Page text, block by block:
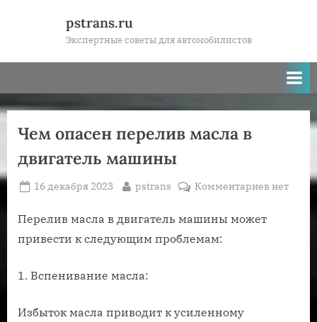
pstrans.ru
Экспертные советы для автомобилистов
Чем опасен перелив масла в
двигатель машины
Posted
16 декабря 2023 By
pstrans Комментариевкнет
Перелив масла в двигатель машины может
привести к следующим проблемам:
1. Вспенивание масла:
Избыток масла приводит к усиленному